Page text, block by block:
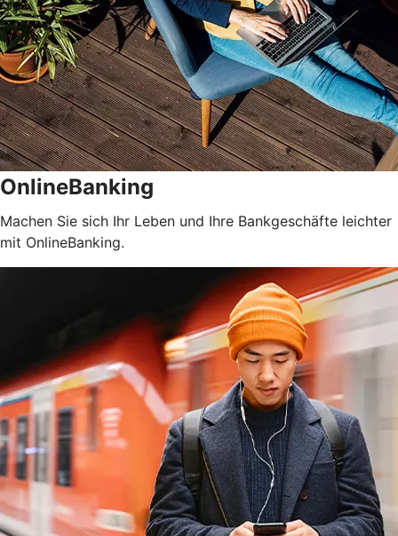
OnlineBanking
Machen Sie sich Ihr Leben und Ihre Bankgeschäfte leichter
mit OnlineBanking.